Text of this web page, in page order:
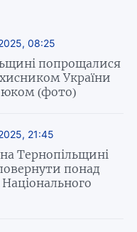
08:25
попрощалися
України
(фото)
21:45
Тернопільщині
понад